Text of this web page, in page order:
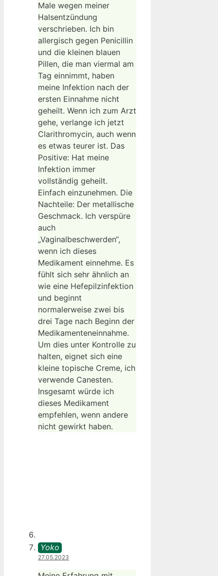
Male wegen meiner
Halsentzündung
verschrieben. Ich bin
allergisch gegen Penicillin
und die kleinen blauen
Pillen, die man viermal am
Tag einnimmt, haben
meine Infektion nach der
ersten Einnahme nicht
geheilt. Wenn ich zum Arzt
gehe, verlange ich jetzt
Clarithromycin, auch wenn
es etwas teurer ist. Das
Positive: Hat meine
Infektion immer
vollständig geheilt.
Einfach einzunehmen. Die
Nachteile: Der metallische
Geschmack. Ich verspüre
auch
„Vaginalbeschwerden“,
wenn ich dieses
Medikament einnehme. Es
fühlt sich sehr ähnlich an
wie eine Hefepilzinfektion
und beginnt
normalerweise zwei bis
drei Tage nach Beginn der
Medikamenteneinnahme.
Um dies unter Kontrolle zu
halten, eignet sich eine
kleine topische Creme, ich
verwende Canesten.
Insgesamt würde ich
dieses Medikament
empfehlen, wenn andere
nicht gewirkt haben.
Yoko
27.05.2023